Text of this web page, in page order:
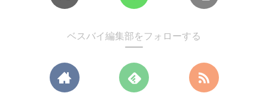
ベスバイ編集部をフォローする